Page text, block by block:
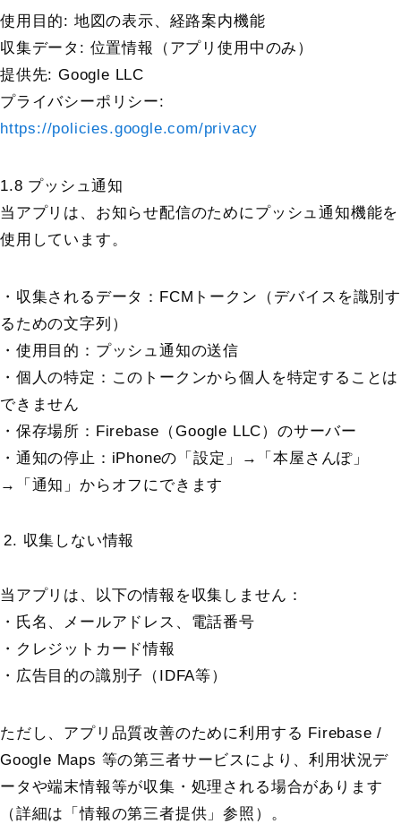
使用目的: 地図の表示、経路案内機能
収集データ: 位置情報（アプリ使用中のみ）
提供先: Google LLC
プライバシーポリシー:
https://policies.google.com/privacy
1.8 プッシュ通知
当アプリは、お知らせ配信のためにプッシュ通知機能を
使用しています。
・収集されるデータ：FCMトークン（デバイスを識別す
るための文字列）
・使用目的：プッシュ通知の送信
・個人の特定：このトークンから個人を特定することは
できません
・保存場所：Firebase（Google LLC）のサーバー
・通知の停止：iPhoneの「設定」→「本屋さんぽ」
→「通知」からオフにできます
収集しない情報
当アプリは、以下の情報を収集しません：
・氏名、メールアドレス、電話番号
・クレジットカード情報
・広告目的の識別子（IDFA等）
ただし、アプリ品質改善のために利用する Firebase /
Google Maps 等の第三者サービスにより、利用状況デ
ータや端末情報等が収集・処理される場合があります
（詳細は「情報の第三者提供」参照）。